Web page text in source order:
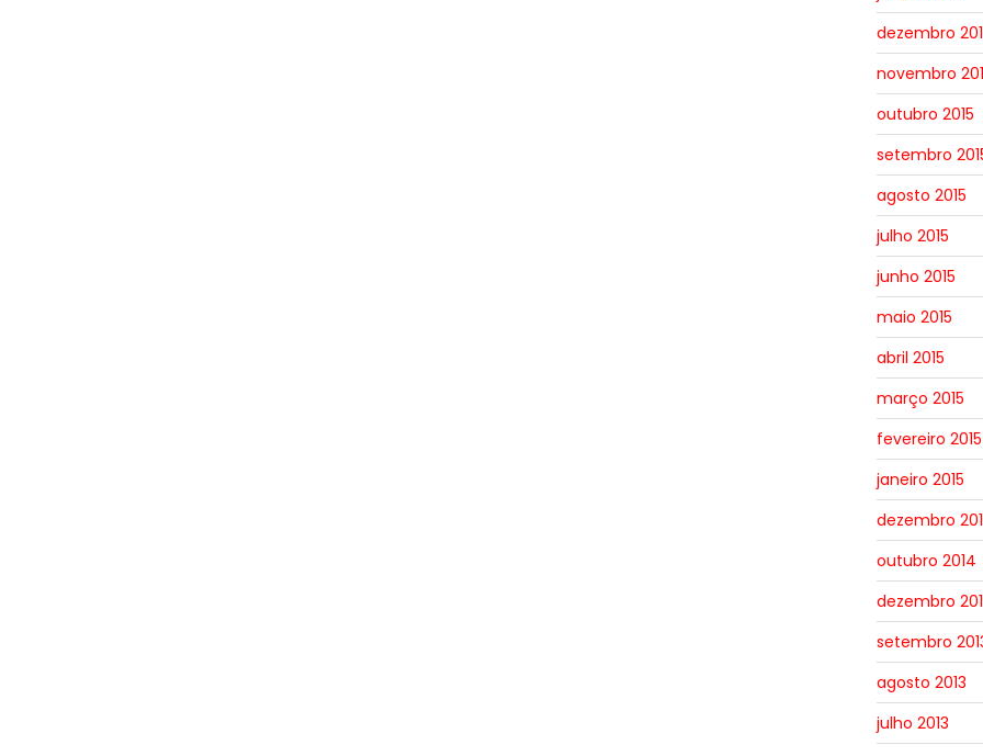
dezembro
novembro
outubro 2015
setembro
agosto 2015
julho 2015
junho 2015
maio 2015
abril 2015
março 2015
fevereiro 2015
janeiro 2015
dezembro
outubro 2014
dezembro
setembro
agosto 2013
julho 2013